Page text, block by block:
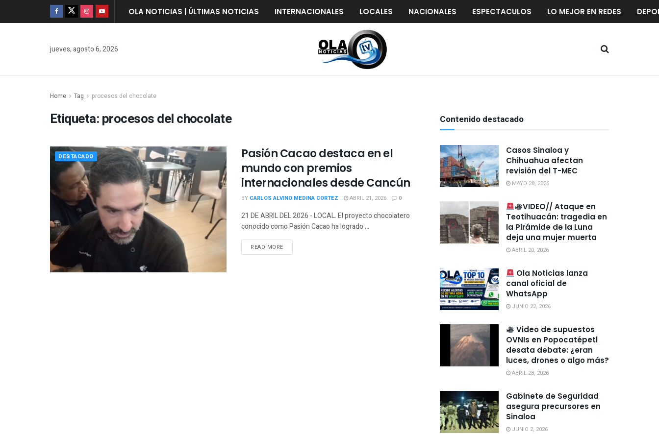
OLA NOTICIAS | ÚLTIMAS NOTICIAS INTERNACIONALES LOCALES NACIONALES ESPECTACULOS LO MEJOR EN REDES
jueves, agosto 6, 2026
Home Tag procesos del chocolate
Etiqueta:procesos del chocolate
DESTACADO
Pasión Cacao destaca en el
mundo con premios
internacionales desde Cancún
BY CARLOS ALVINO MEDINA CORTEZ ABRIL 21, 2026 0
21 DE ABRIL DEL 2026 - LOCAL. El proyecto chocolatero
conocido como Pasión Cacao ha logrado ...
READ MORE
Contenido destacado
Casos Sinaloa y
Chihuahua afectan
revisión del T-MEC
MAYO 28, 2026
VIDEO// Ataque en
Teotihuacán: tragedia en
la Pirámide de la Luna
deja una mujer muerta
ABRIL 20, 2026
Ola Noticias lanza
canal oficial de
WhatsApp
JUNIO 22, 2026
Video de supuestos
OVNIs en Popocatépetl
desata debate: ¿eran
luces, drones o algo más?
ABRIL 28, 2026
Gabinete de Seguridad
asegura precursores en
Sinaloa
JUNIO 2, 2026